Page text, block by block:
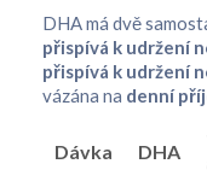
DHA má dvě
přispívá k udržení
přispívá k udržení
vázána na denní
Dávka DHA